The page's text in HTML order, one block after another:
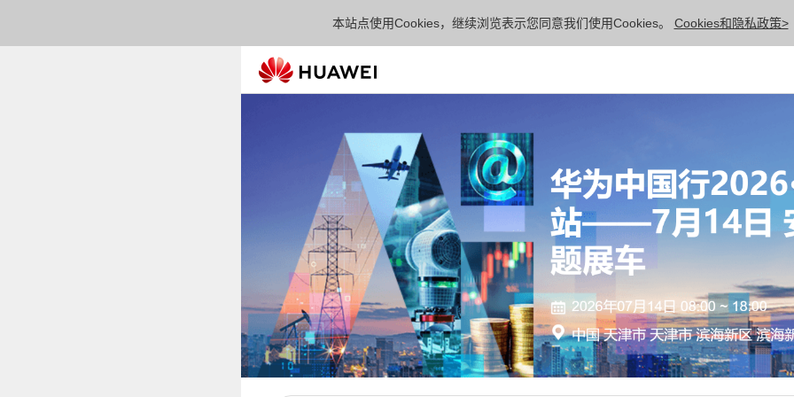
本站点使用Cookies，继续浏览表示您同意我们使用Cookies。 Cookies和隐私政策>